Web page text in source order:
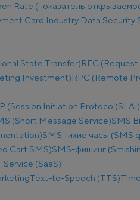
Rate (показатель
Card Industry Data Security
State Transfer)RFC
Investment)RPC (Remote
(Session Initiation Protocol)SLA
(Short Message Service)SMS
SMS тихие часы (SMS
Cart SMS)SMS-фишинг
(SaaS)
Text-to-Speech (TTS)